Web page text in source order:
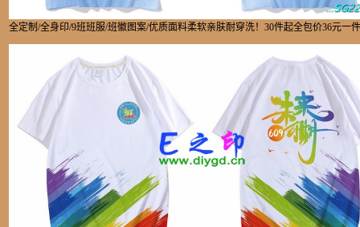
全定制/全身印/9班班服/班徽图案/优质面料柔软亲肤耐穿洗！30件起全包价36元一